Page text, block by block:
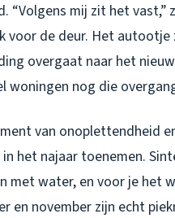
“Volgens mij zit het vast,”
de deur. Het autootje
overgaat naar het
woningen nog die
van onoplettendheid
het najaar toenemen.
met water, en voor je het
en november zijn echt